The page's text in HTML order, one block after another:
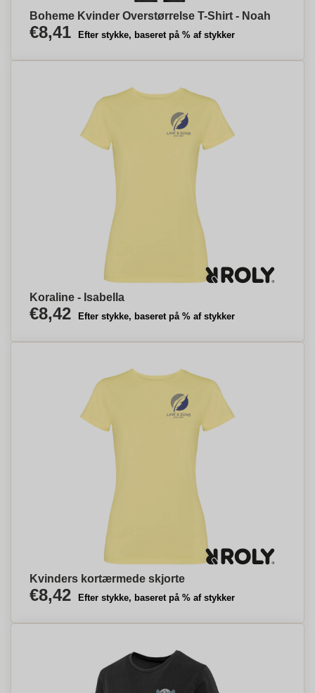
Boheme Kvinder Overstørrelse T-Shirt - Noah
€8,41 Efter stykke, baseret på % af stykker
Koraline - Isabella
€8,42 Efter stykke, baseret på % af stykker
Kvinders kortærmede skjorte
€8,42 Efter stykke, baseret på % af stykker